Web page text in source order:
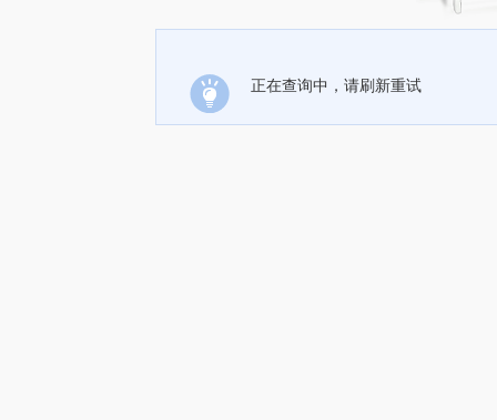
正在查询中，请刷新重试